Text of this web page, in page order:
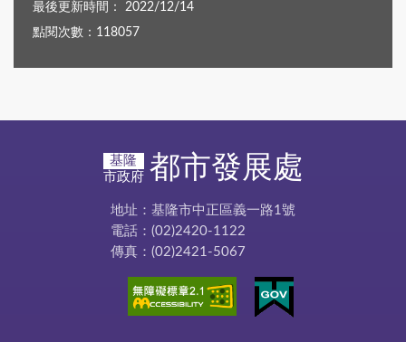
最後更新時間： 2022/12/14
點閱次數：118057
基隆
市政府 都市發展處
地址：基隆市中正區義一路1號
電話：(02)2420-1122
傳真：(02)2421-5067